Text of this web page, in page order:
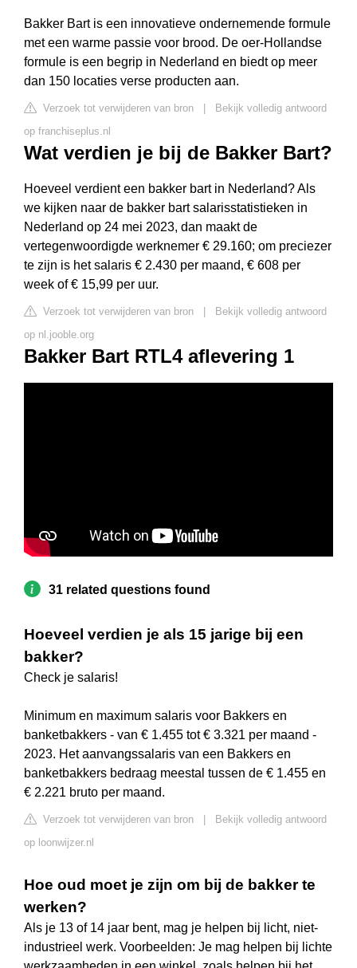
Bakker Bart is een innovatieve ondernemende formule
met een warme passie voor brood. De oer-Hollandse
formule is een begrip in Nederland en biedt op meer
dan 150 locaties verse producten aan.
Verzoek tot verwijderen van bron
Bekijk volledig antwoord
op franchiseplus.nl
Wat verdien je bij de Bakker Bart?
Hoeveel verdient een bakker bart in Nederland? Als
we kijken naar de bakker bart salarisstatistieken in
Nederland op 24 mei 2023, dan maakt de
vertegenwoordigde werknemer € 29.160; om preciezer
te zijn is het salaris € 2.430 per maand, € 608 per
week of € 15,99 per uur.
Verzoek tot verwijderen van bron
Bekijk volledig antwoord
op nl.jooble.org
Bakker Bart RTL4 aflevering 1
31 related questions found
Hoeveel verdien je als 15 jarige bij een
bakker?
Check je salaris!
Minimum en maximum salaris voor Bakkers en
banketbakkers - van € 1.455 tot € 3.321 per maand -
2023. Het aanvangssalaris van een Bakkers en
banketbakkers bedraag meestal tussen de € 1.455 en
€ 2.221 bruto per maand.
Verzoek tot verwijderen van bron
Bekijk volledig antwoord
op loonwijzer.nl
Hoe oud moet je zijn om bij de bakker te
werken?
Als je 13 of 14 jaar bent, mag je helpen bij licht, niet-
industrieel werk. Voorbeelden: Je mag helpen bij lichte